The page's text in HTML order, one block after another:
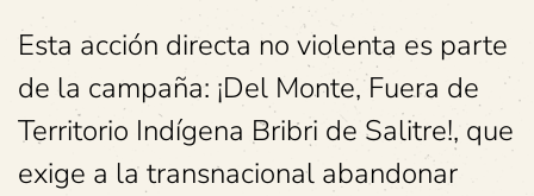
Esta acción directa no violenta es parte
de la campaña: ¡Del Monte, Fuera de
Territorio Indígena Bribri de Salitre!, que
exige a la transnacional abandonar